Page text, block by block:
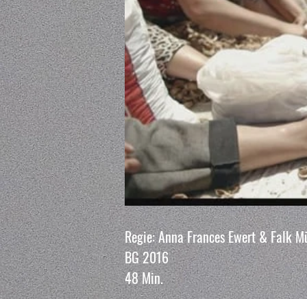
Regie: Anna Frances Ewert & Falk
BG 2016
48 Min.